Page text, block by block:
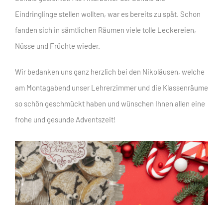
Eindringlinge stellen wollten, war es bereits zu spät. Schon
fanden sich in sämtlichen Räumen viele tolle Leckereien,
Nüsse und Früchte wieder.
Wir bedanken uns ganz herzlich bei den Nikoläusen, welche
am Montagabend unser Lehrerzimmer und die Klassenräume
so schön geschmückt haben und wünschen Ihnen allen eine
frohe und gesunde Adventszeit!